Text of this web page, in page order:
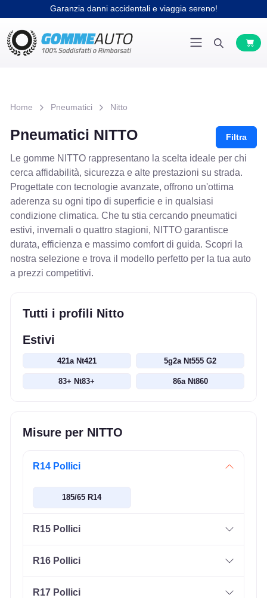
Garanzia danni accidentali e viaggia sereno!
Home Pneumatici Nitto
Pneumatici NITTO Filtra
Le gomme NITTO rappresentano la scelta ideale per chi
cerca affidabilità, sicurezza e alte prestazioni su strada.
Progettate con tecnologie avanzate, offrono un'ottima
aderenza su ogni tipo di superficie e in qualsiasi
condizione climatica. Che tu stia cercando pneumatici
estivi, invernali o quattro stagioni, NITTO garantisce
durata, efficienza e massimo comfort di guida. Scopri la
nostra selezione e trova il modello perfetto per la tua auto
a prezzi competitivi.
Tutti i profili Nitto
Estivi
421a Nt421 5g2a Nt555 G2
83+ Nt83+ 86a Nt860
Misure per NITTO
R14 Pollici
185/65 R14
R15 Pollici
R16 Pollici
R17 Pollici